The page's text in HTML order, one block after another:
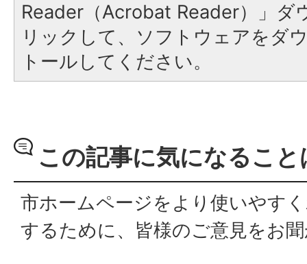
Reader（Acrobat Reader）」ダ
リックして、ソフトウェアをダ
トールしてください。
この記事に気になるこ
市ホームページをより使いやす
するために、皆様のご意見をお